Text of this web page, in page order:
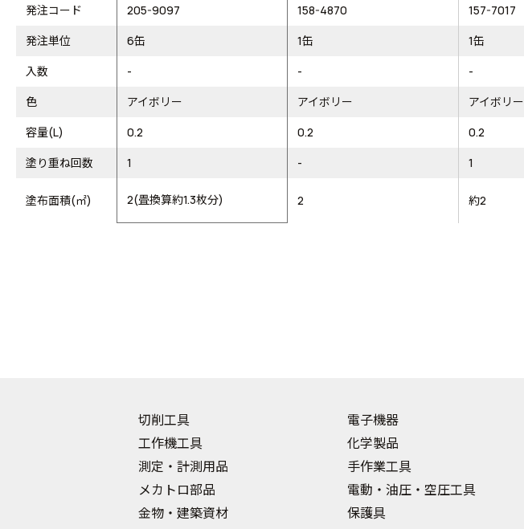
発注コード
205-9097 158-4870 157-7017
発注単位
6缶 1缶 1缶
入数
- - -
色
アイボリー アイボリー アイボリー
容量(L)
0.2 0.2 0.2
塗り重ね回数
1 - 1
塗布面積(㎡) 2(畳換算約1.3枚分) 2 約2
切削工具
工作機工具
測定・計測用品
メカトロ部品
金物・建築資材
電子機器
化学製品
手作業工具
電動・油圧・空圧工具
保護具